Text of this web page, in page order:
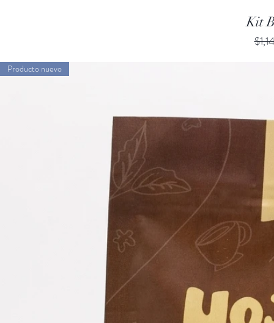
Kit
Producto nuevo